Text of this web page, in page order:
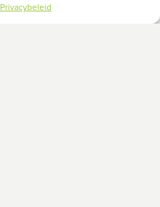
Privacybeleid